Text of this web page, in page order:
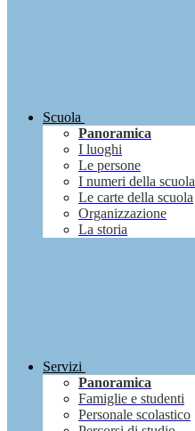
Scuola
Panoramica
I luoghi
Le persone
I numeri della scuola
Le carte della scuola
Organizzazione
La storia
Servizi
Panoramica
Famiglie e studenti
Personale scolastico